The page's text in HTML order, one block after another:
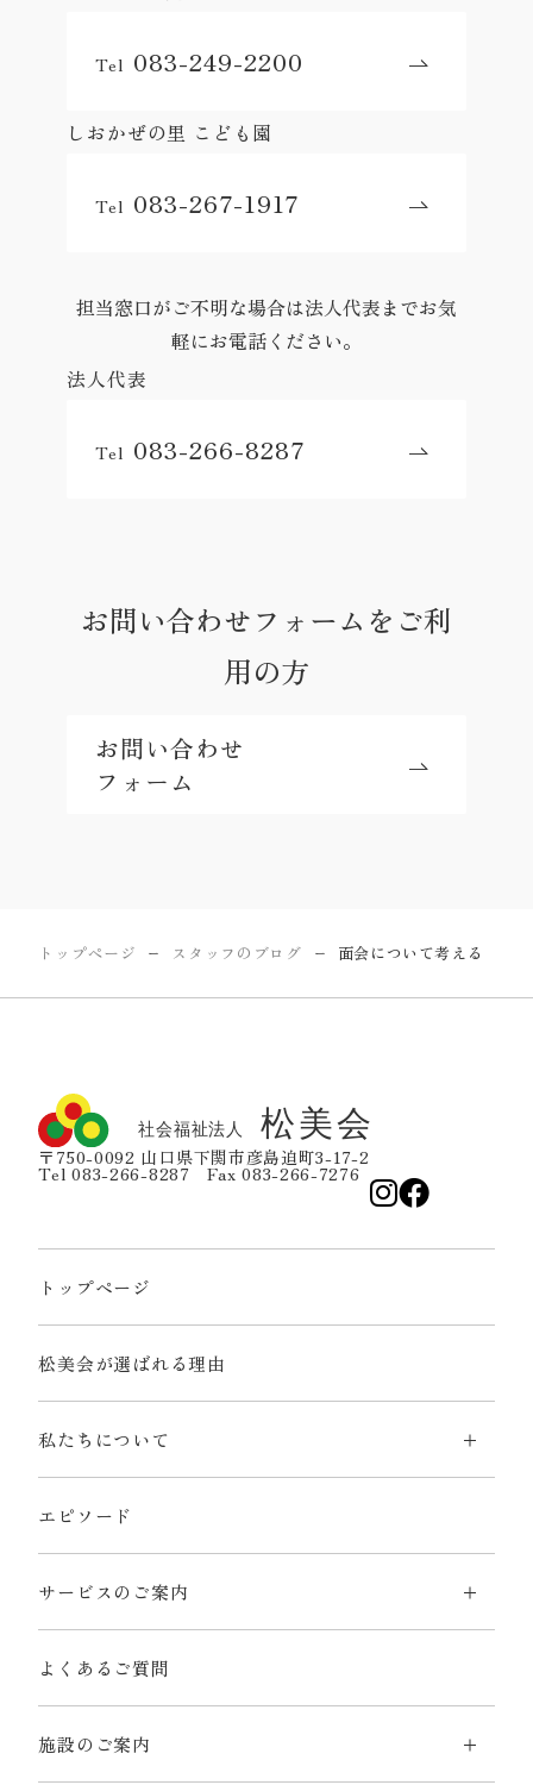
Tel 083-249-2200
しおかぜの里 こども園
Tel 083-267-1917
担当窓口がご不明な場合は法人代表までお気
軽にお電話ください。
法人代表
Tel 083-266-8287
お問い合わせフォームをご利
用の方
お問い合わせ
フォーム
トップページ ー スタッフのブログ ー 面会について考える
〒750-0092 山口県下関市彦島迫町3-17-2
Tel 083-266-8287 Fax 083-266-7276
トップページ
松美会が選ばれる理由
私たちについて
エピソード
サービスのご案内
よくあるご質問
施設のご案内